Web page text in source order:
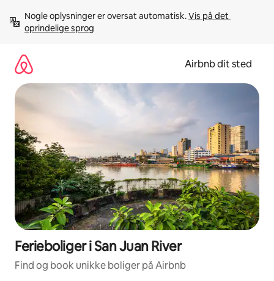
videre
Nogle oplysninger er oversat automatisk. Vis på det
oprindelige sprog
Airbnb dit sted
Ferieboliger i San Juan River
Find og book unikke boliger på Airbnb